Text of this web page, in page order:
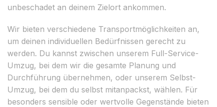
unbeschadet an deinem Zielort ankommen.
Wir bieten verschiedene Transportmöglichkeiten an,
um deinen individuellen Bedürfnissen gerecht zu
werden. Du kannst zwischen unserem Full-Service-
Umzug, bei dem wir die gesamte Planung und
Durchführung übernehmen, oder unserem Selbst-
Umzug, bei dem du selbst mitanpackst, wählen. Für
besonders sensible oder wertvolle Gegenstände bieten